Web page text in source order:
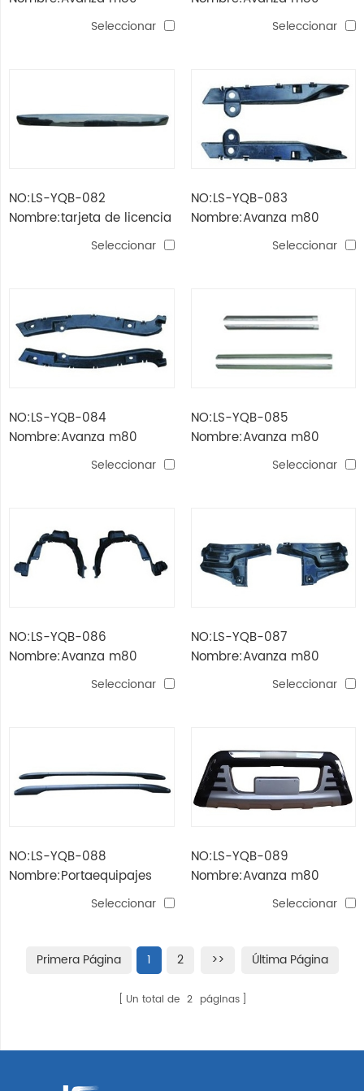
(xenia) '07 logo base
Seleccionar
(xenia) '07 moldura
Seleccionar
NO:LS-YQB-082
Nombre:tarjeta de licencia
avanza m80 (xenia) '07
Seleccionar
NO:LS-YQB-083
Nombre:Avanza m80
(xenia) '07 soporte de
Seleccionar
NO:LS-YQB-084
Nombre:Avanza m80
(xenia) '07 soporte de
Seleccionar
NO:LS-YQB-085
Nombre:Avanza m80
(xenia) '07 moldura
Seleccionar
NO:LS-YQB-086
Nombre:Avanza m80
(xenia) '07 guardabarros
Seleccionar
NO:LS-YQB-087
Nombre:Avanza m80
(xenia) '07 guardabarros
Seleccionar
NO:LS-YQB-088
Nombre:Portaequipajes
avanza m80 (xenia) '07
Seleccionar
NO:LS-YQB-089
Nombre:Avanza m80
(xenia) '07 protector de
Seleccionar
Primera Página 1 2 >> Última Página
Un total de 2 páginas